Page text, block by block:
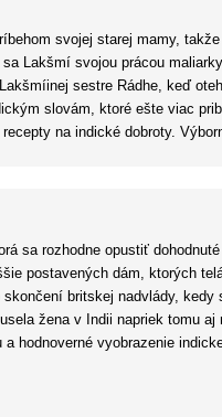
svojej starej mamy,
Lakšmí svojou prácou
sestre Rádhe, keď
slovám, ktoré ešte viac
na indické dobroty.
sa rozhodne opustiť
postavených dám, ktorých
britskej nadvlády,
žena v Indii napriek tomu aj
hodnoverné vyobrazenie
liezla na nervy,